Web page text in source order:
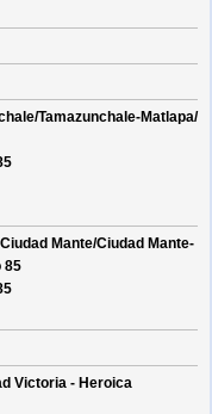
Tamazunchale-Matlapa/
Mante/Ciudad Mante-
85
Victoria - Heroica